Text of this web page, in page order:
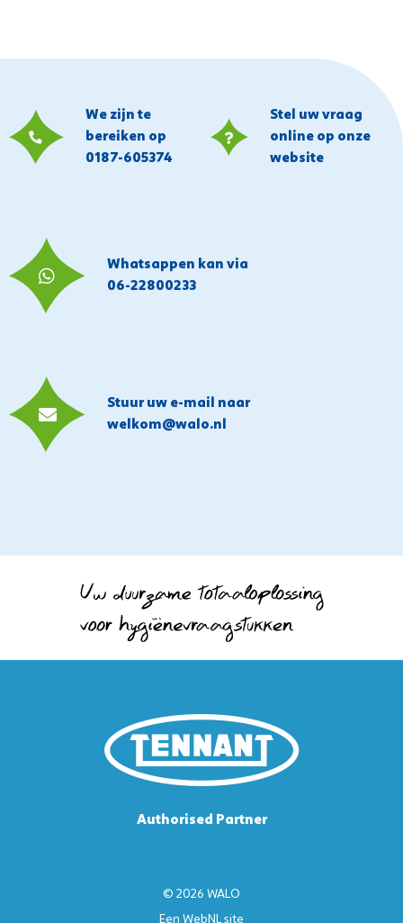
We zijn te
bereiken op
0187-605374
Stel uw vraag
online op onze
website
Whatsappen kan via
06-22800233
Stuur uw e-mail naar
welkom@walo.nl
Authorised Partner
© 2026 WALO
Een WebNLsite